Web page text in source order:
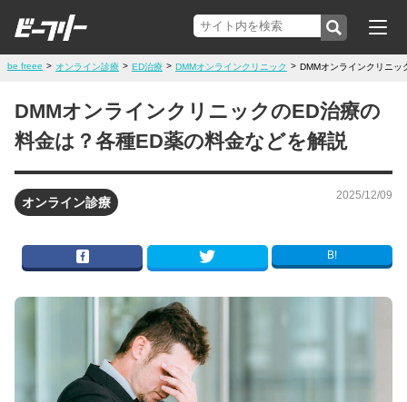
be freee > オンライン診療 > ED治療 > DMMオンラインクリニック > DMMオンラインクリニッ
DMMオンラインクリニックのED治療の
料金は？各種ED薬の料金などを解説
オンライン診療 2025/12/09
B!